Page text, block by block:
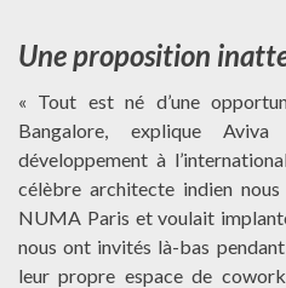
Une proposition
« Tout est né d’une
Bangalore, explique
développement à
célèbre architecte indien
NUMA Paris et voulait
nous ont invités là-bas
leur propre espace de